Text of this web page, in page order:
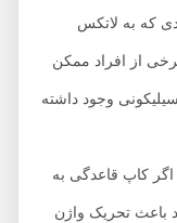
به لاتکس
افراد ممکن
وجود داشته
قاعدگی به
تحریک واژن